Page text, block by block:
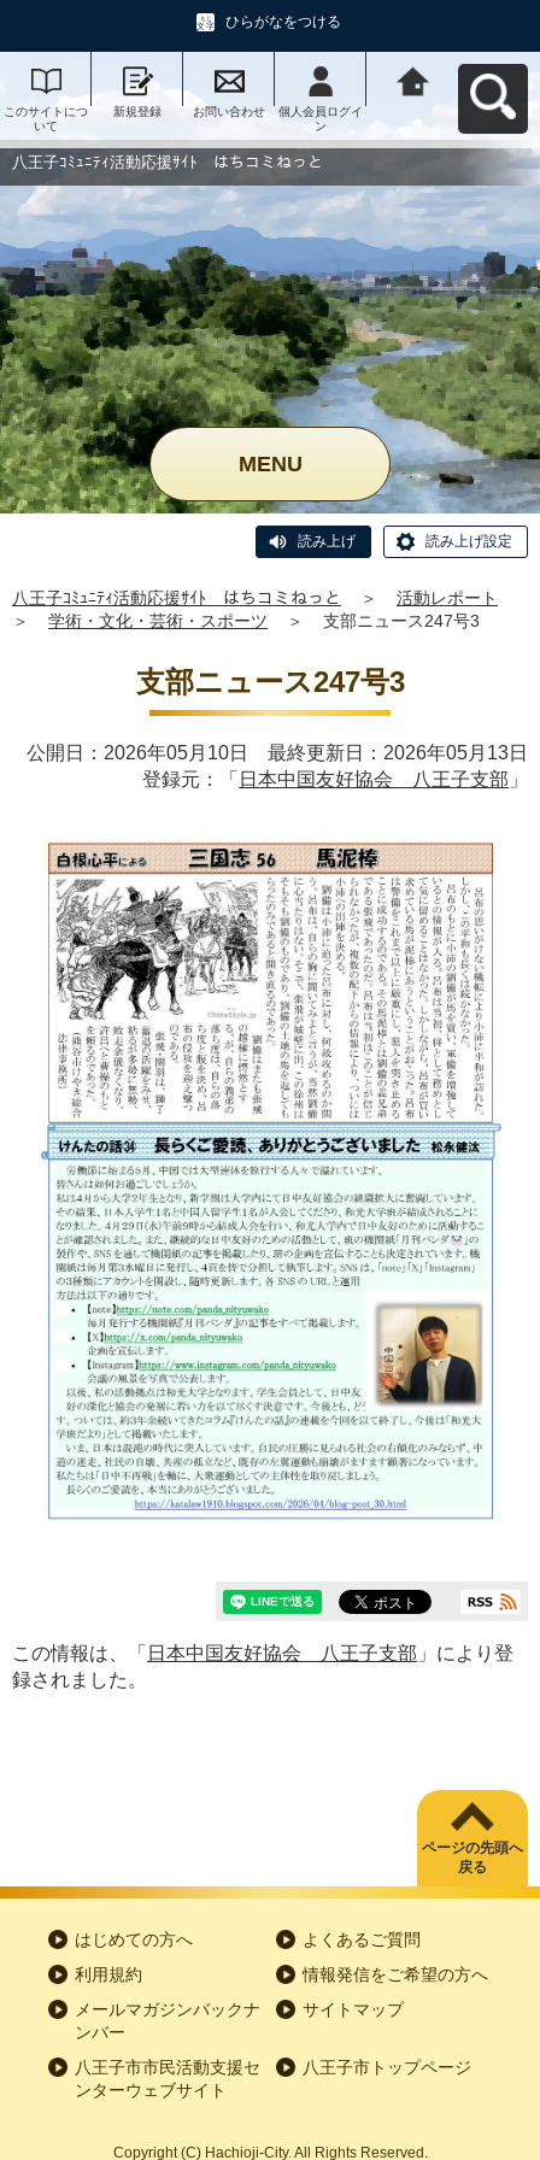
ひらがなをつける
このサイトにつ
いて
新規登録 お問い合わせ
個人会員ログイ
ン
動応援ｻｲﾄ はち
コミねっとへ戻
八王子ｺﾐｭﾆﾃｨ活動応援ｻｲﾄ はちコミねっと
MENU
読み上げ 読み上げ設定
八王子ｺﾐｭﾆﾃｨ活動応援ｻｲﾄ はちコミねっと ＞
活動レポート
＞
学術・文化・芸術・スポーツ ＞ 支部ニュース247号3
支部ニュース247号3
公開日：2026年05月10日 最終更新日：2026年05月13日
登録元：「 日本中国友好協会 八王子支部 」
この情報は、「 日本中国友好協会 八王子支部 」により登
録されました。
ページの先頭へ
戻る
はじめての方へ
よくあるご質問
利用規約
情報発信をご希望の方へ
メールマガジンバックナ
ンバー
サイトマップ
八王子市市民活動支援セ
ンターウェブサイト
八王子市トップページ
Copyright (C) Hachioji-City. All Rights Reserved.